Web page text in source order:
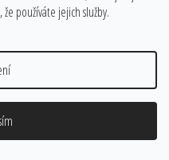
používáte jejich služby.